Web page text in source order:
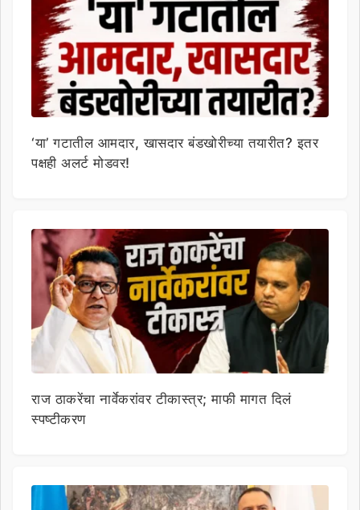
‘या’ गटातील आमदार, खासदार बंडखोरीच्या तयारीत? इतर
पक्षही अलर्ट मोडवर!
राज ठाकरेंचा नार्वेकरांवर टीकास्त्र; माफी मागत दिलं
स्पष्टीकरण